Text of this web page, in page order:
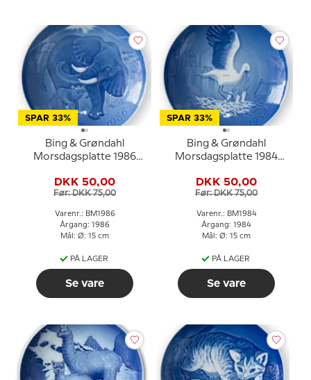
SPAR 33%
Bing & Grøndahl
Morsdagsplatte 1986
DKK 50,00
Før: DKK 75,00
Varenr.: BM1986
Årgang: 1986
Mål: Ø: 15 cm
PÅ LAGER
Se vare
SPAR 33%
Bing & Grøndahl
Morsdagsplatte 1984
DKK 50,00
Før: DKK 75,00
Varenr.: BM1984
Årgang: 1984
Mål: Ø: 15 cm
PÅ LAGER
Se vare